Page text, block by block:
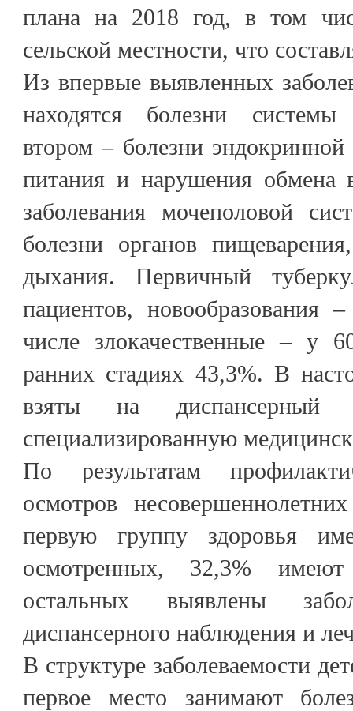
плана на 2018 год, в том
сельской местности, что
Из впервые выявленных
находятся болезни
втором – болезни эндокринной
питания и нарушения обмена
заболевания мочеполовой
болезни органов
дыхания. Первичный
пациентов,
числе злокачественные – у
ранних стадиях 43,3%. В
взяты на
специализированную
По результатам
осмотров
первую группу здоровья
осмотренных, 32,3%
остальных выявлены
диспансерного наблюдения и
В структуре заболеваемости
первое место занимают